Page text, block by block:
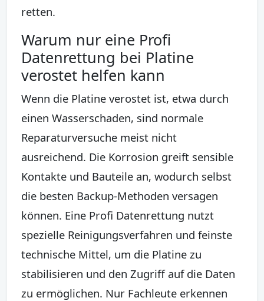
retten.
Warum nur eine Profi
Datenrettung bei Platine
verostet helfen kann
Wenn die Platine verostet ist, etwa durch
einen Wasserschaden, sind normale
Reparaturversuche meist nicht
ausreichend. Die Korrosion greift sensible
Kontakte und Bauteile an, wodurch selbst
die besten Backup-Methoden versagen
können. Eine Profi Datenrettung nutzt
spezielle Reinigungsverfahren und feinste
technische Mittel, um die Platine zu
stabilisieren und den Zugriff auf die Daten
zu ermöglichen. Nur Fachleute erkennen